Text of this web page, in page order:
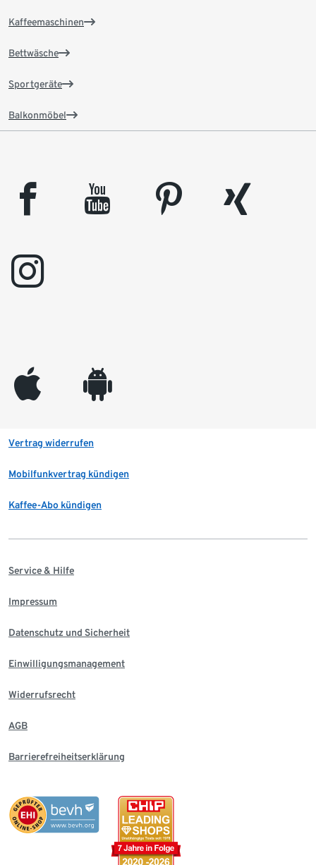
Kaffeemaschinen
Bettwäsche
Sportgeräte
Balkonmöbel
facebook youtube pinterest
xing
instagram
appleinc android
Vertrag widerrufen
Mobilfunkvertrag kündigen
Kaffee-Abo kündigen
Service & Hilfe
Impressum
Datenschutz und Sicherheit
Einwilligungsmanagement
Widerrufsrecht
AGB
Barrierefreiheitserklärung